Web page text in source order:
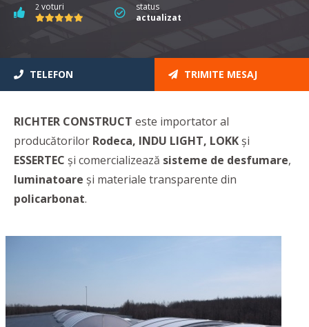
2 voturi
status
actualizat
TELEFON TRIMITE MESAJ
RICHTER CONSTRUCT este importator al
producătorilor Rodeca, INDU LIGHT, LOKK și
ESSERTEC şi comercializează sisteme de desfumare,
luminatoare şi materiale transparente din
policarbonat.